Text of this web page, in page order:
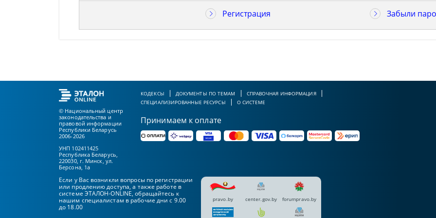
Регистрация Забыли
© Национальный центр
законодательства и
правовой информации
Республики Беларусь
2006-2026
УНП 102411425
Республика Беларусь,
220030, г. Минск, ул.
Берсона, 1а
КОДЕКСЫ ДОКУМЕНТЫ ПО ТЕМАМ
СПРАВОЧНАЯ ИНФОРМАЦИЯ
СПЕЦИАЛИЗИРОВАННЫЕ РЕСУРСЫ
О СИСТЕМЕ
Принимаем к оплате
Если у Вас возникли вопросы по регистрации
или продлению доступа, а также работе в
системе ЭТАЛОН-ONLINE, обращайтесь к
нашим специалистам в рабочие дни с 9.00
до 18.00
pravo.by center.gov.by forumpravo.by